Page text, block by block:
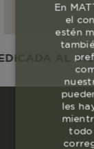
AL
En
el
estén
les
todo